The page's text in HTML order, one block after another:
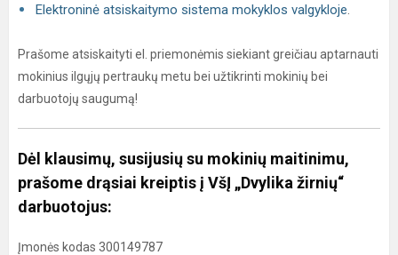
Elektroninė atsiskaitymo sistema mokyklos valgykloje
Prašome atsiskaityti el. priemonėmis siekiant greičiau aptarnauti
mokinius ilgųjų pertraukų metu bei užtikrinti mokinių bei
darbuotojų saugumą!
Dėl klausimų, susijusių su mokinių maitinimu,
prašome drąsiai kreiptis į VšĮ „Dvylika žirnių“
darbuotojus:
Įmonės kodas 300149787